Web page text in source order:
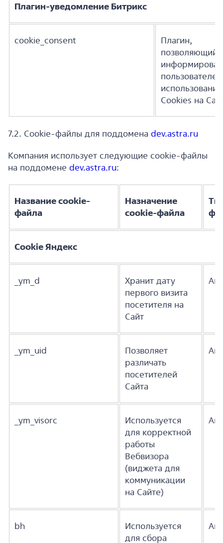
Плагин-уведомление Битрикс
cookie_consent
Плагин,
позволяющий
использовании
Cookies на
7.2. Cookie-файлы для поддомена dev.astra.ru
Компания использует следующие cookie-файлы
на поддомене dev.astra.ru:
Название cookie-
файла
Назначение
cookie-файла
Cookie Яндекс
_ym_d
Хранит дату
первого визита
посетителя на
Сайт
_ym_uid
Позволяет
различать
посетителей
Сайта
_ym_visorc
Используется
для корректной
работы
Вебвизора
(виджета для
коммуникации
на Сайте)
bh
Используется
для сбора